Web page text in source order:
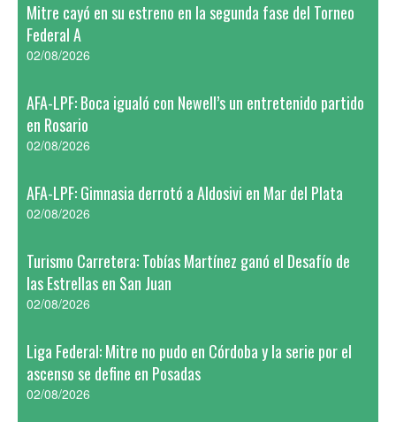
Mitre cayó en su estreno en la segunda fase del Torneo
Federal A
02/08/2026
AFA-LPF: Boca igualó con Newell’s un entretenido partido
en Rosario
02/08/2026
AFA-LPF: Gimnasia derrotó a Aldosivi en Mar del Plata
02/08/2026
Turismo Carretera: Tobías Martínez ganó el Desafío de
las Estrellas en San Juan
02/08/2026
Liga Federal: Mitre no pudo en Córdoba y la serie por el
ascenso se define en Posadas
02/08/2026